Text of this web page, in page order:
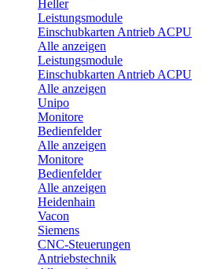
Heller
Leistungsmodule
Einschubkarten Antrieb ACPU
Alle anzeigen
Leistungsmodule
Einschubkarten Antrieb ACPU
Alle anzeigen
Unipo
Monitore
Bedienfelder
Alle anzeigen
Monitore
Bedienfelder
Alle anzeigen
Heidenhain
Vacon
Siemens
CNC-Steuerungen
Antriebstechnik